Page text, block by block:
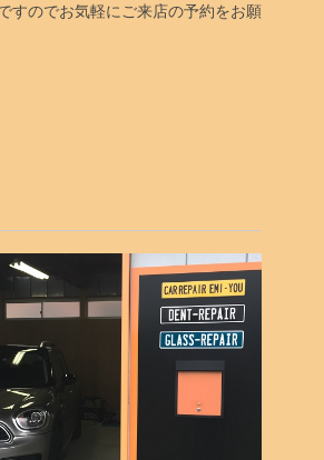
すのでお気軽にご来店の予約をお願